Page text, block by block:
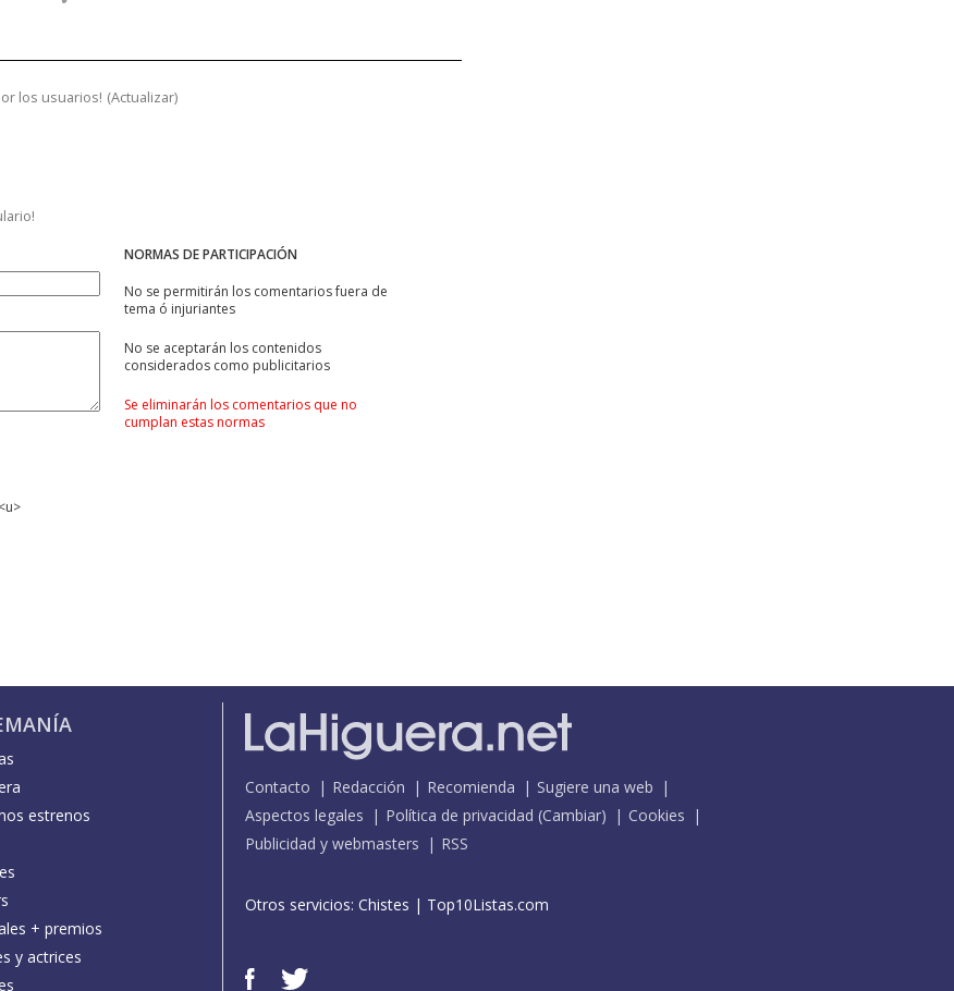
los usuarios! (Actualizar)
NORMAS DE PARTICIPACIÓN
No se permitirán los comentarios fuera de
tema ó injuriantes
No se aceptarán los contenidos
considerados como publicitarios
Se eliminarán los comentarios que no
cumplan estas normas
estrenos
+ premios
y actrices
Contacto Redacción Recomienda
Sugiere una web
Aspectos legales
Política de privacidad (Cambiar)
Cookies
Publicidad y webmasters
RSS
Otros servicios: Chistes | Top10Listas.com